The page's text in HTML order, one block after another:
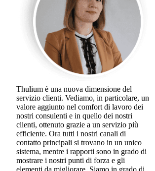
Thulium è una nuova dimensione del
servizio clienti. Vediamo, in particolare, un
valore aggiunto nel comfort di lavoro dei
nostri consulenti e in quello dei nostri
clienti, ottenuto grazie a un servizio più
efficiente. Ora tutti i nostri canali di
contatto principali si trovano in un unico
sistema, mentre i rapporti sono in grado di
mostrare i nostri punti di forza e gli